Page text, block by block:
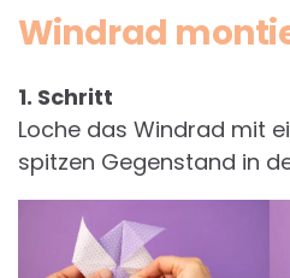
Windrad
1. Schritt
Loche das Windrad mit
spitzen Gegenstand in